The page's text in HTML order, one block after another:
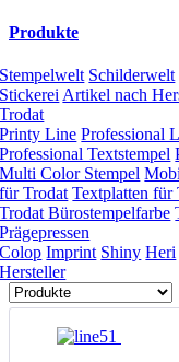
Produkte
Stempelwelt Schilderwelt
Stickerei Artikel nach
Trodat
Printy Line Professional
Professional Textstempel
Multi Color Stempel
für Trodat Textplatten für
Trodat Bürostempelfarbe
Prägepressen
Colop Imprint Shiny Heri
Hersteller